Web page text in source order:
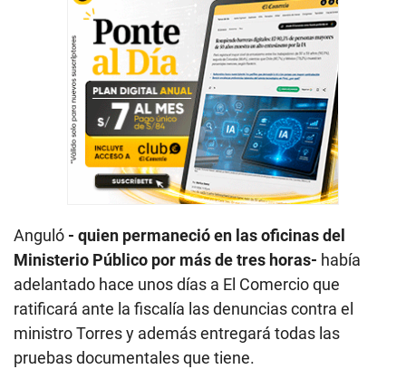
Anguló - quien permaneció en las oficinas del
Ministerio Público por más de tres horas- había
adelantado hace unos días a El Comercio que
ratificará ante la fiscalía las denuncias contra el
ministro Torres y además entregará todas las
pruebas documentales que tiene.